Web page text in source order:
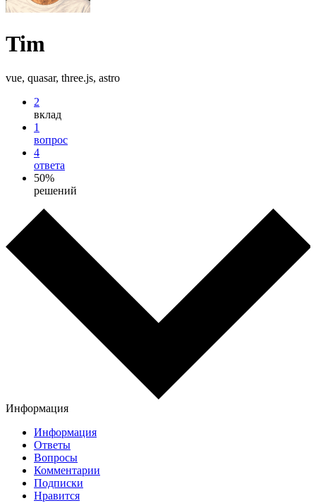
Tim
vue, quasar, three.js, astro
2
вклад
1
вопрос
4
ответа
50%
решений
Информация
Информация
Ответы
Вопросы
Комментарии
Подписки
Нравится